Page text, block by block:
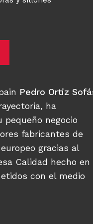
Pedro Ortiz
ha
negocio
fabricantes de
gracias al
Calidad hecho en
con el medio